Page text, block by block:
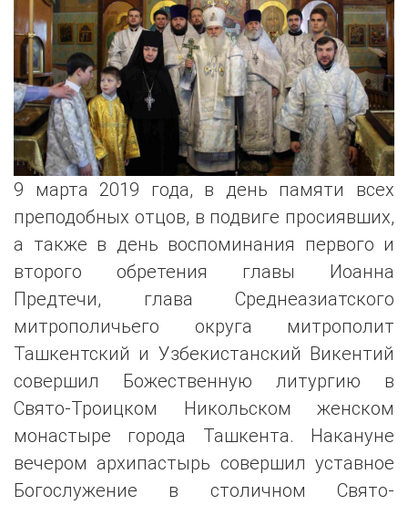
9 марта 2019 года, в день памяти всех
преподобных отцов, в подвиге просиявших,
а также в день воспоминания первого и
второго обретения главы Иоанна
Предтечи, глава Среднеазиатского
митрополичьего округа митрополит
Ташкентский и Узбекистанский Викентий
совершил Божественную литургию в
Свято-Троицком Никольском женском
монастыре города Ташкента. Накануне
вечером архипастырь совершил уставное
Богослужение в столичном Свято-